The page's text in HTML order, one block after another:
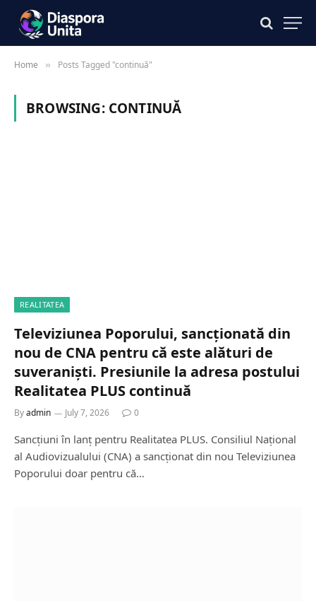
Home » Posts Tagged "continuă"
BROWSING: CONTINUĂ
REALITATEA
Televiziunea Poporului, sancționată din
nou de CNA pentru că este alături de
suveraniști. Presiunile la adresa postului
Realitatea PLUS continuă
Byadmin July 7, 2026 0
Sancțiuni în lanț pentru Realitatea PLUS. Consiliul Național
al Audiovizualului (CNA) a sancționat din nou Televiziunea
Poporului doar pentru că…